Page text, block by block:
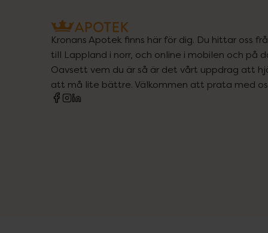
Kronans Apotek finns här för dig. Du hittar oss
till Lappland i norr, och online i mobilen och på
Oavsett vem du är så är det vårt uppdrag att
att må lite bättre. Välkommen att prata med